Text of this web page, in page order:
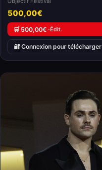
500,00€
🛒 500,00€ ·Édit.
🔐 Connexion pour télécharger